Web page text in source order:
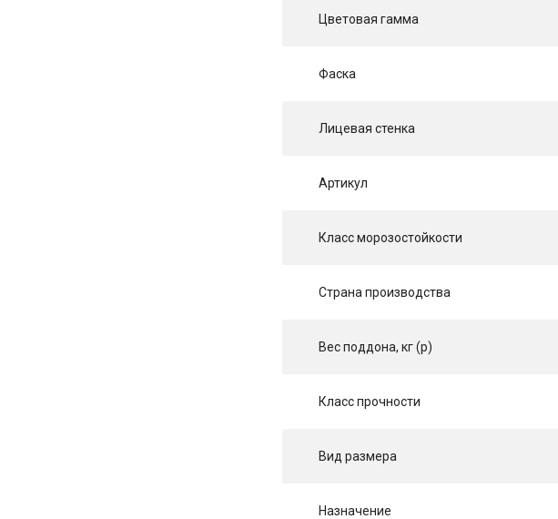
Цветовая гамма
Фаска
Лицевая стенка
Артикул
Класс морозостойкости
Страна производства
Вес поддона, кг (p)
Класс прочности
Вид размера
Назначение